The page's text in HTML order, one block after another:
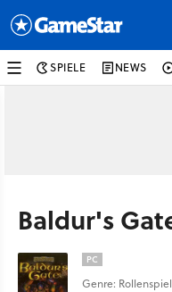
SPIELE NEWS
Baldur's
PC
Genre: Rollenspiel